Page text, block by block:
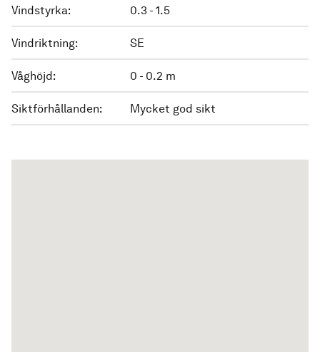
Vindstyrka: 0.3 - 1.5
Vindriktning: SE
Våghöjd: 0 - 0.2 m
Siktförhållanden: Mycket god sikt